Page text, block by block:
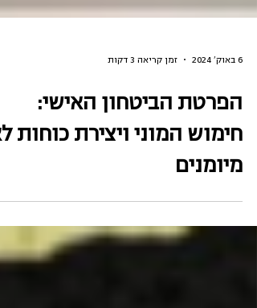
6 באוק׳ 2024 זמן קריאה 3 דקות
הפרטת הביטחון האישי:
חימוש המוני ויצירת כוחות
מיומנים